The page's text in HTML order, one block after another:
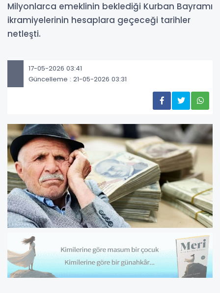
Milyonlarca emeklinin beklediği Kurban Bayramı
ikramiyelerinin hesaplara geçeceği tarihler
netleşti.
17-05-2026 03:41
Güncelleme : 21-05-2026 03:31